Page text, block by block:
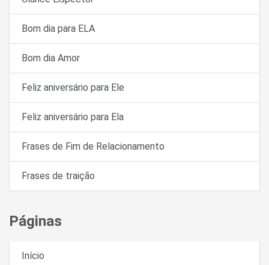
Bom dia para ELA
Bom dia Amor
Feliz aniversário para Ele
Feliz aniversário para Ela
Frases de Fim de Relacionamento
Frases de traição
Páginas
Início